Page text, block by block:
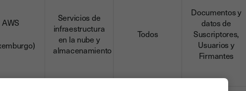
AWS
Servicios de
infraestructura
en la nube y
almacenamiento
Todos
Documentos y
datos de
Suscriptores,
Usuarios y
Firmantes